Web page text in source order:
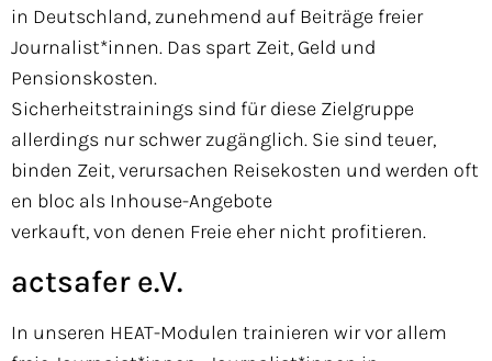
in Deutschland, zunehmend auf Beiträge freier
Journalist*innen. Das spart Zeit, Geld und
Pensionskosten.
Sicherheitstrainings sind für diese Zielgruppe
allerdings nur schwer zugänglich. Sie sind teuer,
binden Zeit,verursachen Reisekosten und werden oft
en bloc als Inhouse-Angebote
verkauft, von denen Freie eher nicht profitieren.
actsafer e.V.
In unseren HEAT-Modulen trainieren wir vor allem